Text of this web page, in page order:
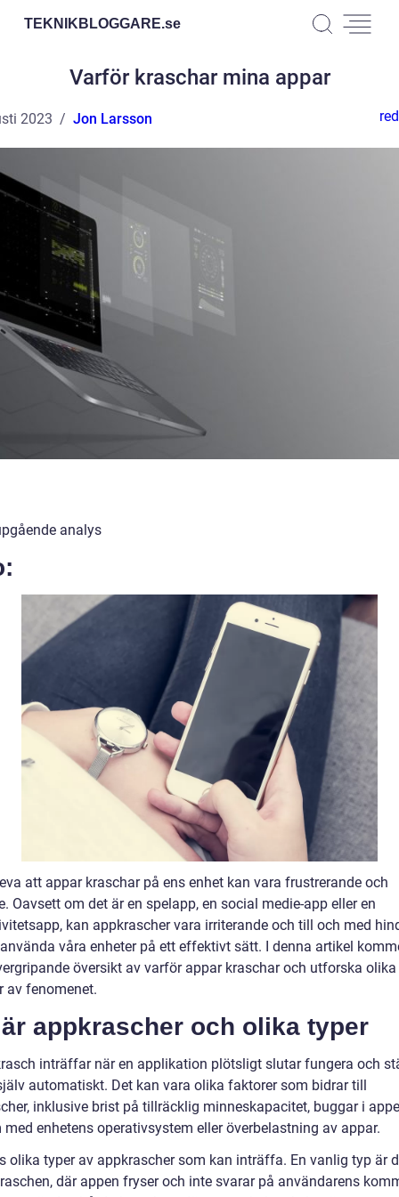
TEKNIKBLOGGARE.se
Varför kraschar mina appar
2023 Jon Larsson
analys
att appar kraschar på ens enhet kan vara frustrerande och
Oavsett om det är en spelapp, en social medie-app eller en
kan appkrascher vara irriterande och till och med
våra enheter på ett effektivt sätt. I denna artikel
översikt av varför appar kraschar och utforska olika
av fenomenet.
appkrascher och olika typer
inträffar när en applikation plötsligt slutar fungera och
automatiskt. Det kan vara olika faktorer som bidrar till
inklusive brist på tillräcklig minneskapacitet, buggar i
med enhetens operativsystem eller överbelastning av appar.
olika typer av appkrascher som kan inträffa. En vanlig typ är
där appen fryser och inte svarar på användarens